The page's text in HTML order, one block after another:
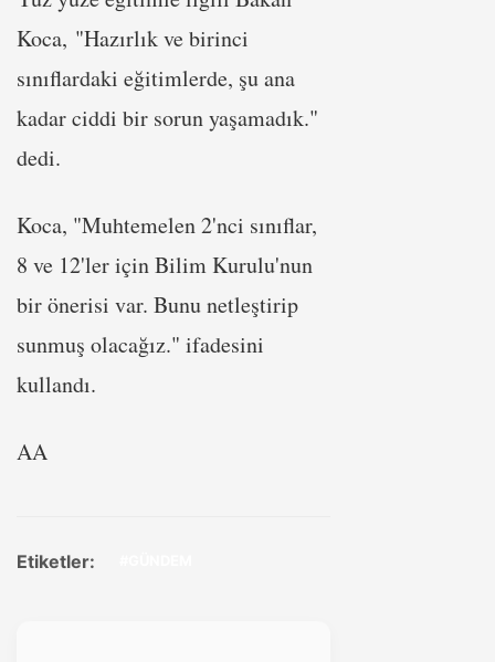
Koca, "Hazırlık ve birinci
sınıflardaki eğitimlerde, şu ana
kadar ciddi bir sorun yaşamadık."
dedi.
Koca, "Muhtemelen 2'nci sınıflar,
8 ve 12'ler için Bilim Kurulu'nun
bir önerisi var. Bunu netleştirip
sunmuş olacağız." ifadesini
kullandı.
AA
Etiketler: